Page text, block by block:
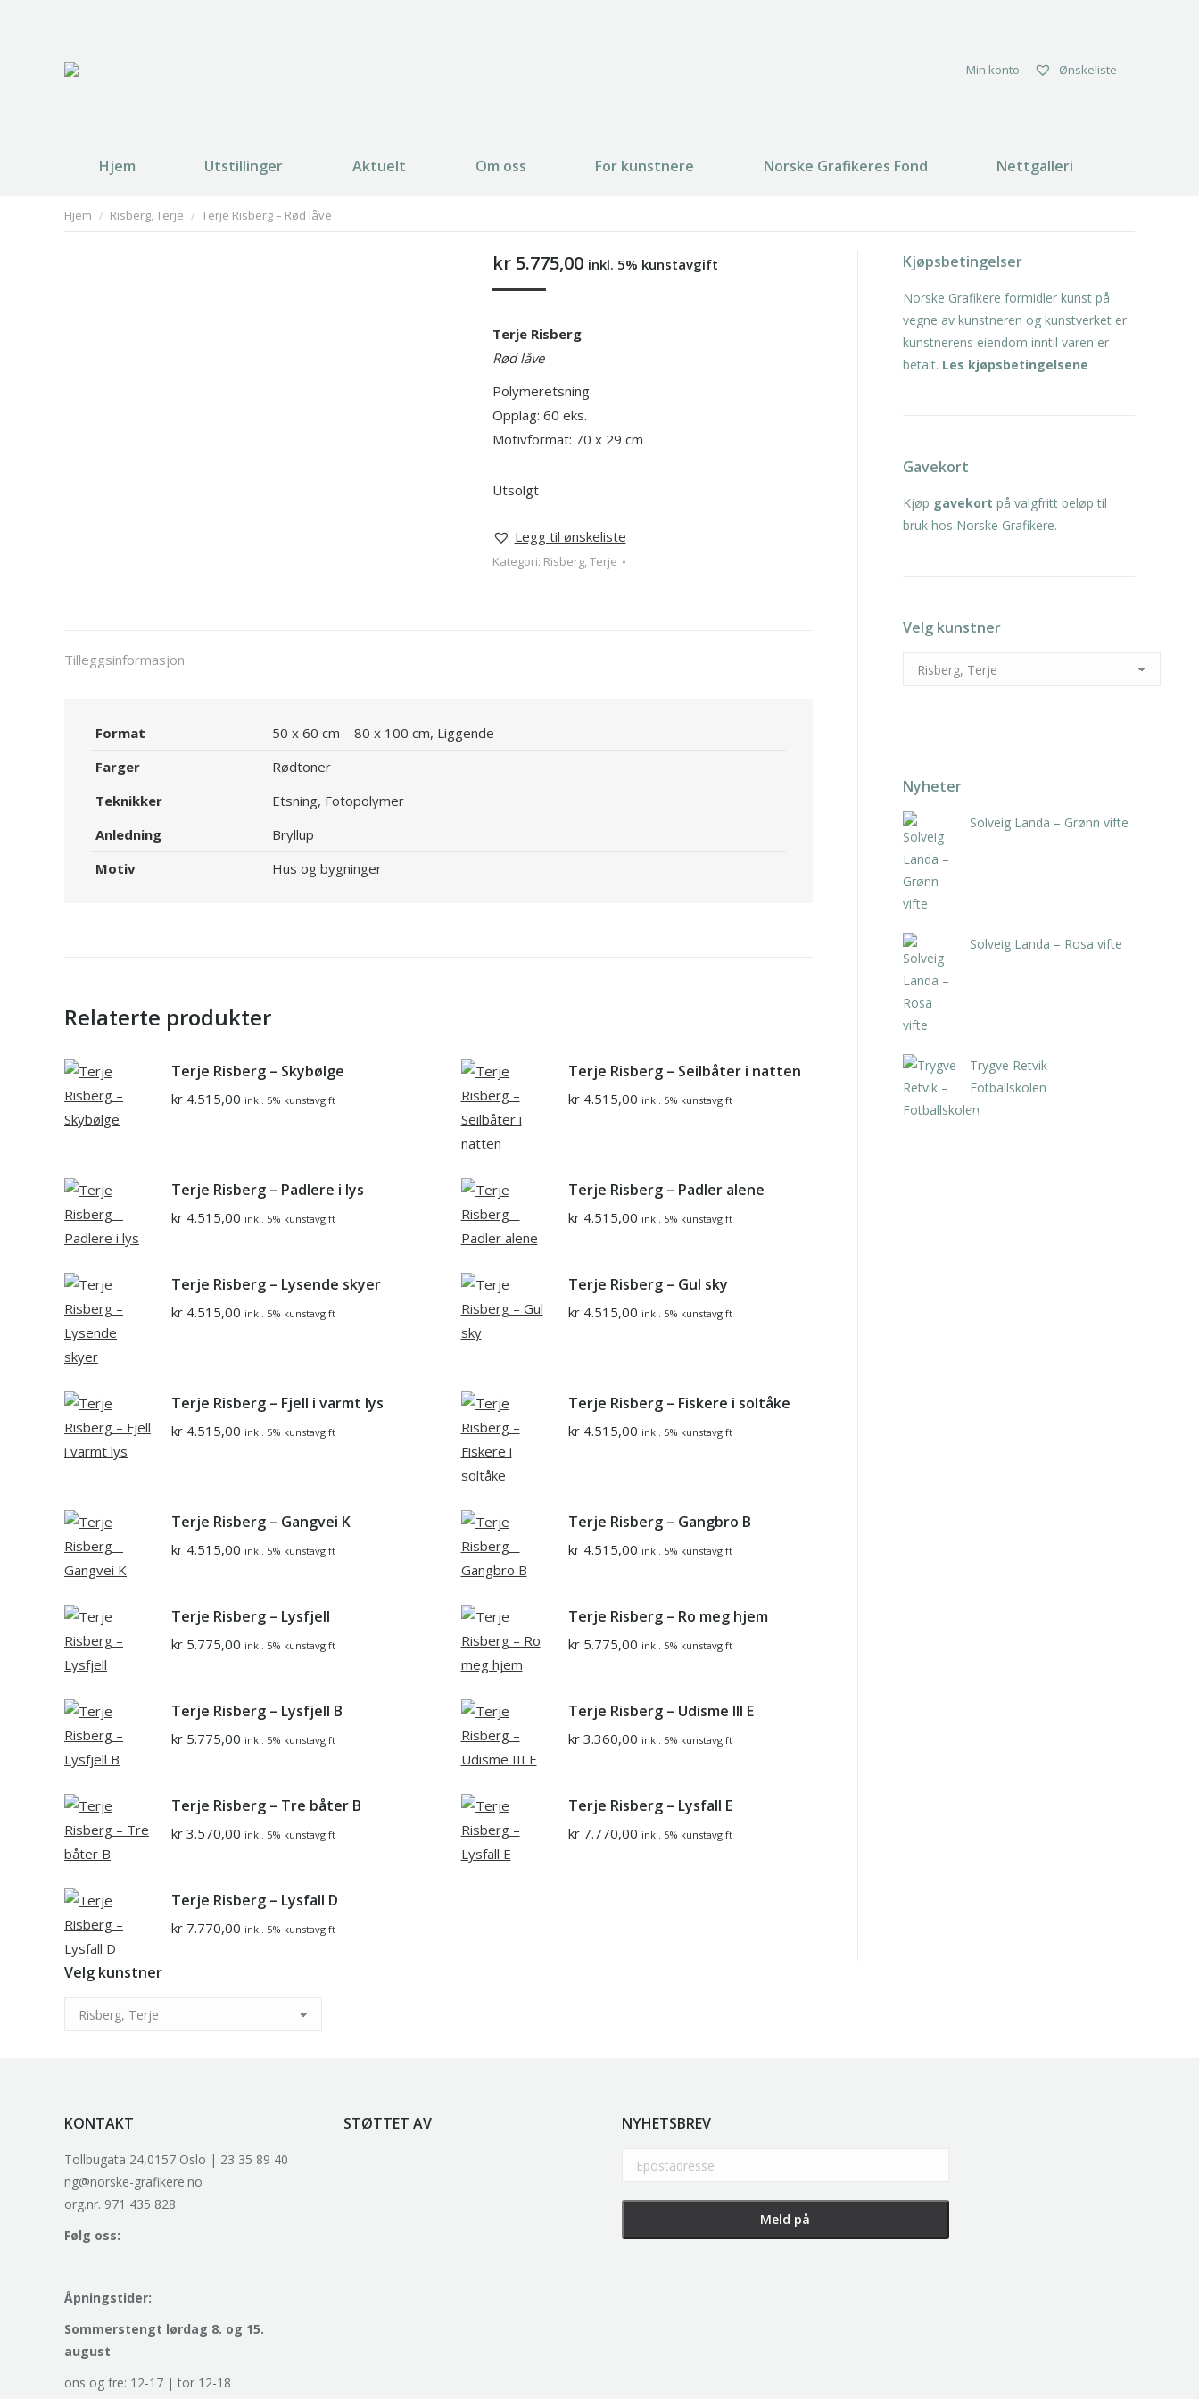
Min konto Ønskeliste
Hjem Utstillinger Aktuelt Om oss For kunstnere Norske Grafikeres Fond Nettgalleri
You are here:
Hjem Risberg, Terje Terje Risberg – Rød låve
Velg kunstner
kr5.775,00 inkl. 5% kunstavgift
Terje Risberg
Rød låve
Polymeretsning
Opplag: 60 eks.
Motivformat: 70 x 29 cm
Utsolgt
Legg til ønskeliste
Kategori: Risberg, Terje
Tilleggsinformasjon
Format
50 x 60 cm – 80 x 100 cm, Liggende
Farger
Rødtoner
Teknikker
Etsning, Fotopolymer
Anledning
Bryllup
Motiv
Hus og bygninger
Relaterte produkter
Terje Risberg – Skybølge
kr 4.515,00 inkl. 5% kunstavgift
Terje Risberg – Seilbåter i natten
kr4.515,00 inkl. 5% kunstavgift
Terje Risberg – Padlere i lys
kr 4.515,00 inkl. 5% kunstavgift
Terje Risberg – Padler alene
kr4.515,00 inkl. 5% kunstavgift
Terje Risberg – Lysende skyer
kr 4.515,00 inkl. 5% kunstavgift
Terje Risberg – Gul sky
kr4.515,00 inkl. 5% kunstavgift
Terje Risberg – Fjell i varmt lys
kr 4.515,00 inkl. 5% kunstavgift
Terje Risberg – Fiskere i soltåke
kr4.515,00 inkl. 5% kunstavgift
Terje Risberg – Gangvei K
kr 4.515,00 inkl. 5% kunstavgift
Terje Risberg – Gangbro B
kr4.515,00 inkl. 5% kunstavgift
Terje Risberg – Lysfjell
kr 5.775,00 inkl. 5% kunstavgift
Terje Risberg – Ro meg hjem
kr5.775,00 inkl. 5% kunstavgift
Terje Risberg – Lysfjell B
kr 5.775,00 inkl. 5% kunstavgift
Terje Risberg – Udisme III E
kr3.360,00 inkl. 5% kunstavgift
Terje Risberg – Tre båter B
kr 3.570,00 inkl. 5% kunstavgift
Terje Risberg – Lysfall E
kr7.770,00 inkl. 5% kunstavgift
Terje Risberg – Lysfall D
kr 7.770,00 inkl. 5% kunstavgift
Kjøpsbetingelser
Norske Grafikere formidler kunst på
vegne av kunstneren og kunstverket er
kunstnerens eiendom inntil varen er
betalt. Les kjøpsbetingelsene
Gavekort
Kjøp gavekort på valgfritt beløp til
bruk hos Norske Grafikere.
Velg kunstner
Nyheter
Solveig Landa – Grønn vifte
Solveig Landa – Rosa vifte
Trygve Retvik –
Fotballskolen
kr
KONTAKT
Tollbugata 24,0157 Oslo | 23 35 89 40
ng@norske-grafikere.no
org.nr. 971 435 828
Følg oss:
Åpningstider:
Sommerstengt lørdag 8. og 15.
august
ons og fre: 12-17 | tor 12-18
STØTTET AV NYHETSBREV